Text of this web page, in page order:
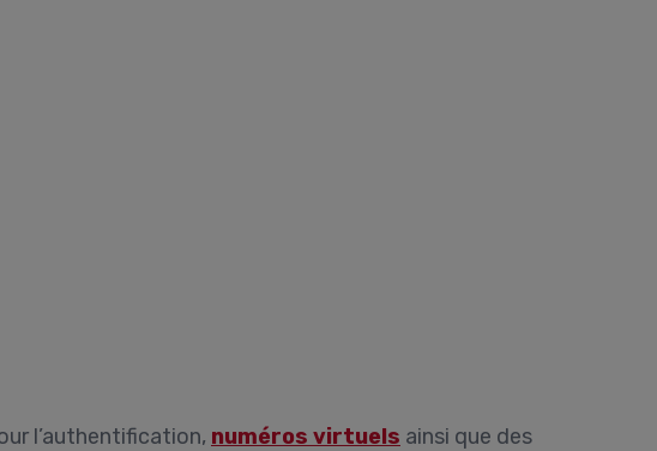
l’authentification, numéros virtuels ainsi que des